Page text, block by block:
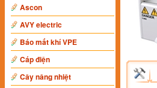
Ascon
AVY electric
Báo mất khí VPE
Cáp điện
Cây nâng nhiệt